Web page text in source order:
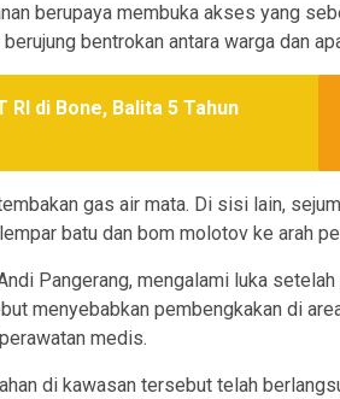
berupaya membuka akses yang
bentrokan antara warga dan
di Bone, Balita 5 Tahun
gas air mata. Di sisi lain,
batu dan bom molotov ke arah
Pangerang, mengalami luka setelah
menyebabkan pembengkakan di
medis.
di kawasan tersebut telah